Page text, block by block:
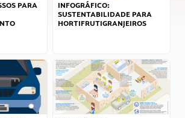
PARA
INFOGRÁFICO:
SUSTENTABILIDADE PARA
HORTIFRUTIGRANJEIROS